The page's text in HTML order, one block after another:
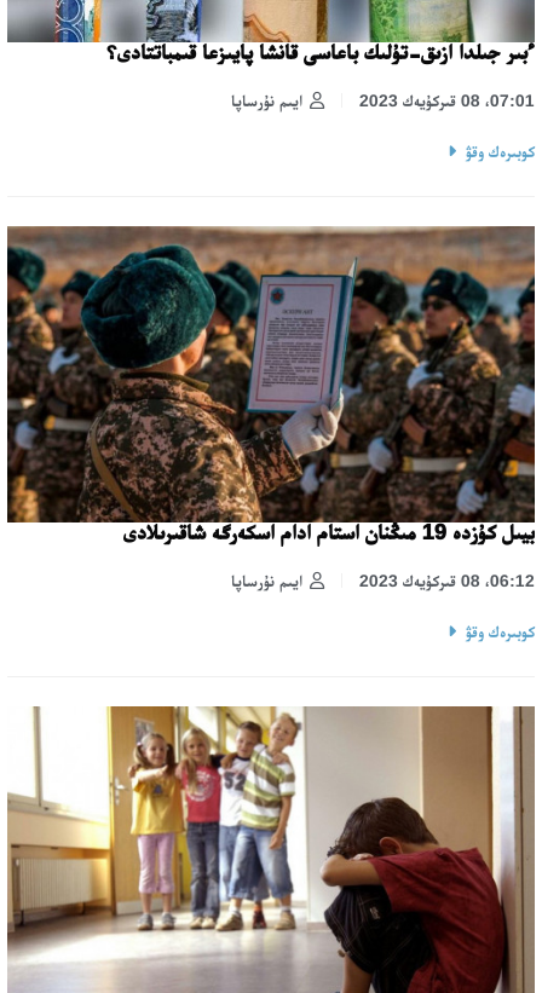
ءبىر جىلدا ازىق-تۇلىك باعاسى قانشا پايىزعا قىمباتتادى؟
ايىم نۇرساپا 07:01، 08 قىركۇيەك 2023
كوبىرەك وقۋ
بيىل كۇزدە 19 مىڭنان استام ادام اسكەرگە شاقىرىلادى
ايىم نۇرساپا 06:12، 08 قىركۇيەك 2023
كوبىرەك وقۋ